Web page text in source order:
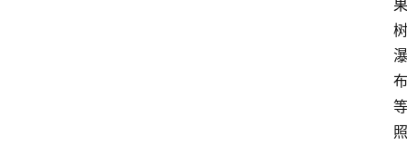
果
树
瀑
布
等
照